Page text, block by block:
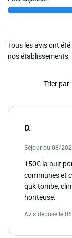
Tous les avis ont
nos établissements
Trier par
D.
Séjour du 08/
150€ la nuit
communes et
quk tombe,
honteuse.
Avis déposé le